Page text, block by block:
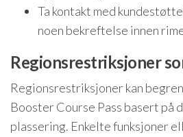
Ta kontakt med
noen bekreftelse innen
Regionsrestriksjoner
Regionsrestriksjoner kan
Booster Course Pass basert på
plassering. Enkelte funksjoner